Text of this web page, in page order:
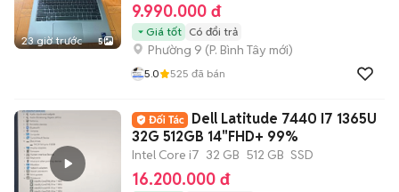
23 giờ trước 5
9.990.000 đ
Giá tốt Có đổi trả
Phường 9 (P. Bình Tây mới)
5.0 525 đã bán
Dell Latitude 7440 I7 1365U
32G 512GB 14"FHD+ 99%
Intel Core i7 32 GB 512 GB SSD
16.200.000 đ